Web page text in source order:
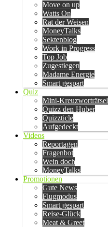
Move on up
Watts On
Rat der Weisen
MoneyTalks
Sektenblog
Work in Progress
Top Job
Zugestiegen
Madame Energie
Smart gespart
Quiz
Mini-Kreuzworträtsel
Quizz den Huber
Quizzticle
Aufgedeckt
Videos
Reportagen
Fragenbot
Wein doch
MoneyTalks
Promotionen
Gute News
Flugmodus
Smart gespart
Reise-Glück
Meat & Greet